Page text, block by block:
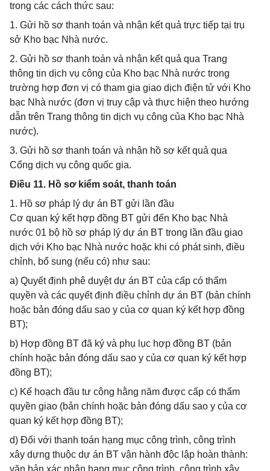
trong các cách thức sau:
1. Gửi hồ sơ thanh toán và nhận kết quả trực tiếp tại trụ
sở Kho bạc Nhà nước.
2. Gửi hồ sơ thanh toán và nhận kết quả qua Trang
thông tin dịch vụ công của Kho bạc Nhà nước trong
trường hợp đơn vị có tham gia giao dịch điện tử với Kho
bạc Nhà nước (đơn vị truy cập và thực hiện theo hướng
dẫn trên Trang thông tin dịch vụ công của Kho bạc Nhà
nước).
3. Gửi hồ sơ thanh toán và nhận hồ sơ kết quả qua
Cổng dịch vụ công quốc gia.
Điều 11. Hồ sơ kiểm soát, thanh toán
1. Hồ sơ pháp lý dự án BT gửi lần đầu
Cơ quan ký kết hợp đồng BT gửi đến Kho bạc Nhà
nước 01 bộ hồ sơ pháp lý dự án BT trong lần đầu giao
dịch với Kho bạc Nhà nước hoặc khi có phát sinh, điều
chỉnh, bổ sung (nếu có) như sau:
a) Quyết định phê duyệt dự án BT của cấp có thẩm
quyền và các quyết định điều chỉnh dự án BT (bản chính
hoặc bản đóng dấu sao y của cơ quan ký kết hợp đồng
BT);
b) Hợp đồng BT đã ký và phụ lục hợp đồng BT (bản
chính hoặc bản đóng dấu sao y của cơ quan ký kết hợp
đồng BT);
c) Kế hoạch đầu tư công hằng năm được cấp có thẩm
quyền giao (bản chính hoặc bản đóng dấu sao y của cơ
quan ký kết hợp đồng BT);
d) Đối với thanh toán hạng mục công trình, công trình
xây dựng thuộc dự án BT vận hành độc lập hoàn thành:
văn bản xác nhận hạng mục công trình, công trình xây